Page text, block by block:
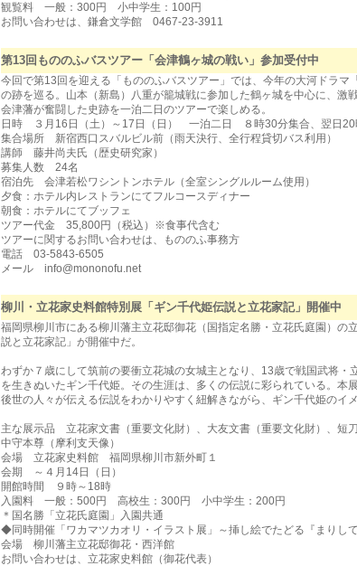
観覧料 一般：300円 小中学生：100円
お問い合わせは、鎌倉文学館 0467-23-3911
第13回もののふバスツアー「会津鶴ヶ城の戦い」参加受付中
今回で第13回を迎える「もののふバスツアー」では、今年の大河ドラマ
の跡を巡る。山本（新島）八重が籠城戦に参加した鶴ヶ城を中心に、激
会津藩が奮闘した史跡を一泊二日のツアーで楽しめる。
日時 ３月16日（土）～17日（日） 一泊二日 ８時30分集合、翌日20
集合場所 新宿西口スバルビル前（雨天決行、全行程貸切バス利用）
講師 藤井尚夫氏（歴史研究家）
募集人数 24名
宿泊先 会津若松ワシントンホテル（全室シングルルーム使用）
夕食：ホテル内レストランにてフルコースディナー
朝食：ホテルにてブッフェ
ツアー代金 35,800円（税込）※食事代含む
ツアーに関するお問い合わせは、もののふ事務方
電話 03-5843-6505
メール info@mononofu.net
柳川・立花家史料館特別展「ギン千代姫伝説と立花家記」開催中
福岡県柳川市にある柳川藩主立花邸御花（国指定名勝・立花氏庭園）の
説と立花家記」が開催中だ。
わずか７歳にして筑前の要衝立花城の女城主となり、13歳で戦国武将・
を生きぬいたギン千代姫。その生涯は、多くの伝説に彩られている。本
後世の人々が伝える伝説をわかりやすく紐解きながら、ギン千代姫のイメ
主な展示品 立花家文書（重要文化財）、大友文書（重要文化財）、
中守本尊（摩利支天像）
会場 立花家史料館 福岡県柳川市新外町１
会期 ～４月14日（日）
開館時間 ９時～18時
入園料 一般：500円 高校生：300円 小中学生：200円
＊国名勝「立花氏庭園」入園共通
◆同時開催「ワカマツカオリ・イラスト展」～挿し絵でたどる『まりし
会場 柳川藩主立花邸御花・西洋館
お問い合わせは、立花家史料館（御花代表）